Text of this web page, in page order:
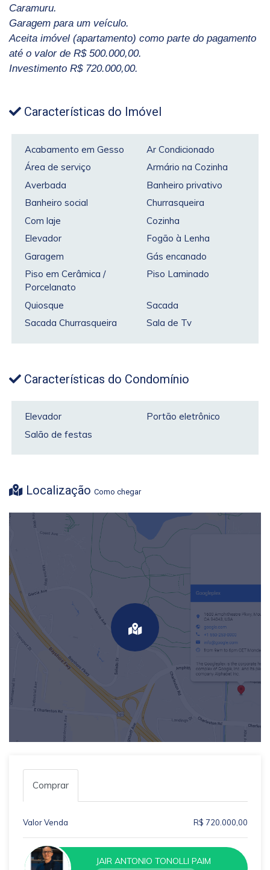
Caramuru.
Garagem para um veículo.
Aceita imóvel (apartamento) como parte do pagamento
até o valor de R$ 500.000,00.
Investimento R$ 720.000,00.
Características do Imóvel
Acabamento em Gesso
Ar Condicionado
Área de serviço
Armário na Cozinha
Averbada
Banheiro privativo
Banheiro social
Churrasqueira
Com laje
Cozinha
Elevador
Fogão à Lenha
Garagem
Gás encanado
Piso em Cerâmica /
Porcelanato
Piso Laminado
Quiosque
Sacada
Sacada Churrasqueira
Sala de Tv
Características do Condomínio
Elevador
Portão eletrônico
Salão de festas
Localização Como chegar
Comprar
Valor Venda R$ 720.000,00
JAIR ANTONIO TONOLLI PAIM